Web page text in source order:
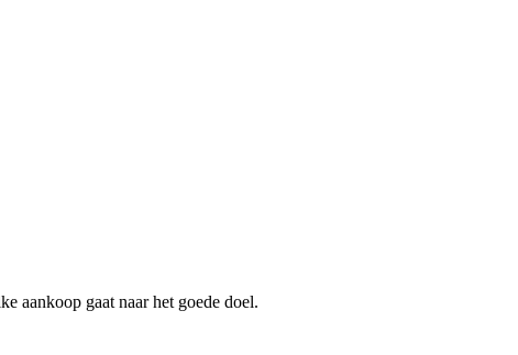
aankoop gaat naar het goede doel.